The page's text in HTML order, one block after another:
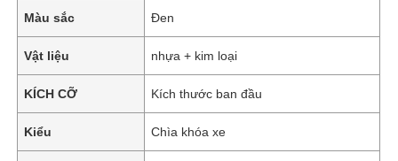
Màu sắc Đen
Vật liệu nhựa + kim loại
KÍCH CỠ Kích thước ban đầu
Kiểu Chìa khóa xe